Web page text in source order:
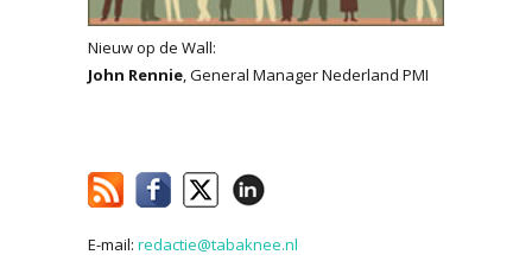
Nieuw op de Wall:
John Rennie, General Manager Nederland PMI
E-mail: redactie@tabaknee.nl